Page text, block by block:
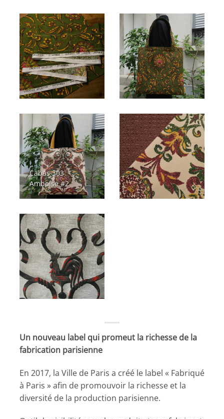
Cabas 303
Amboise #2
Un nouveau label qui promeut la richesse de la
fabrication parisienne
En 2017, la Ville de Paris a créé le label « Fabriqué
à Paris » afin de promouvoir la richesse et la
diversité de la production parisienne.